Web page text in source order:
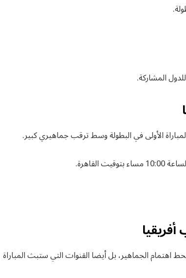
المشاركة.
الأولى في البطولة وسط ترقب جماهيري كبير.
كأس العالم 2026 ليست فقط محط اهتمام الجماهير، بل أيضا القنوات التي ستبث المباراة